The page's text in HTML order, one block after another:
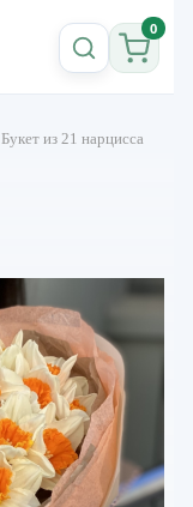
0
Букет из 21 нарцисса